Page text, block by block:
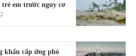
trẻ em trước nguy cơ
khẩn cấp ứng phó